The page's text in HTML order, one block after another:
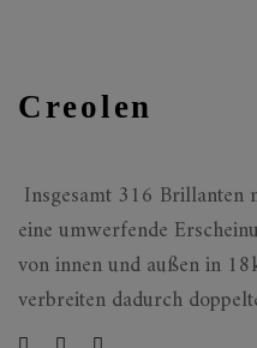
Creolen
Insgesamt 316 Brillanten
eine umwerfende
von innen und außen in
verbreiten dadurch